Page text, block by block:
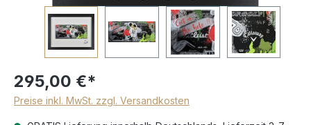
295,00 €*
Preise inkl. MwSt. zzgl. Versandkosten